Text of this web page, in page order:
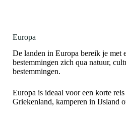
Europa
De landen in Europa bereik je
bestemmingen zich qua natuur,
bestemmingen.
Europa is ideaal voor een korte
Griekenland, kamperen in IJsland